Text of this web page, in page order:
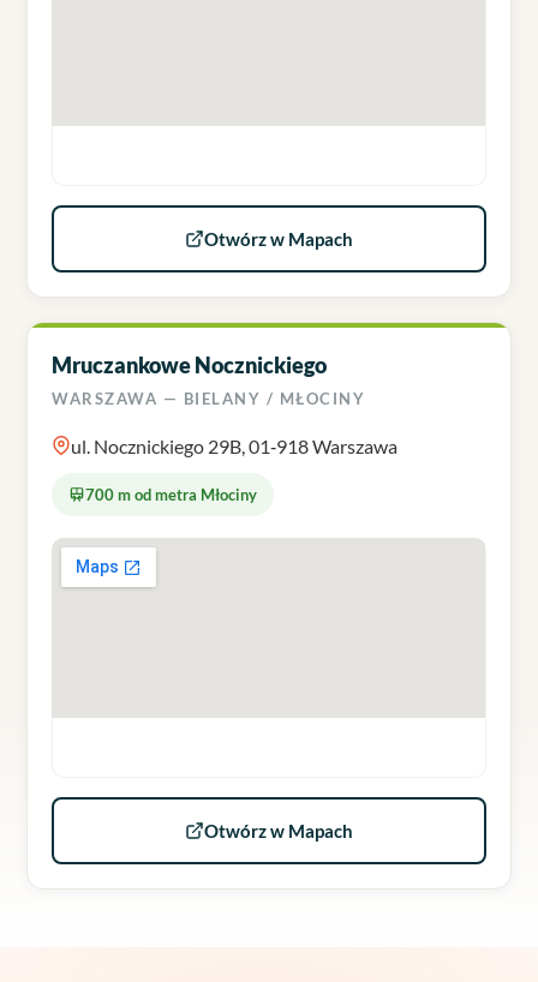
Otwórz w Mapach
Mruczankowe Nocznickiego
WARSZAWA — BIELANY / MŁOCINY
ul. Nocznickiego 29B, 01‑918 Warszawa
700 m od metra Młociny
Otwórz w Mapach